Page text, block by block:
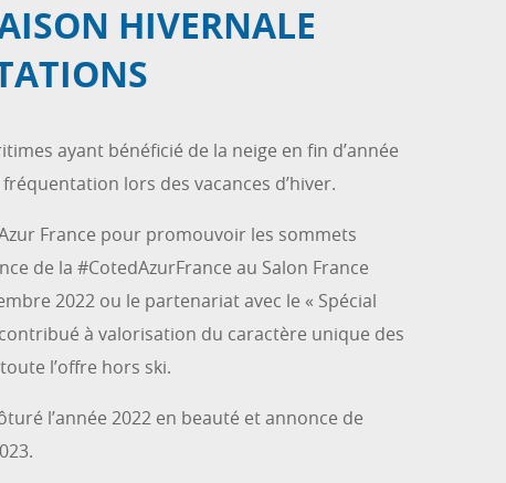
HIVERNALE
ayant bénéficié de la neige en fin d’année
lors des vacances d’hiver.
France pour promouvoir les sommets
de la #CotedAzurFrance au Salon France
2022 ou le partenariat avec le « Spécial
contribué à valorisation du caractère unique des
l’offre hors ski.
l’année 2022 en beauté et annonce de